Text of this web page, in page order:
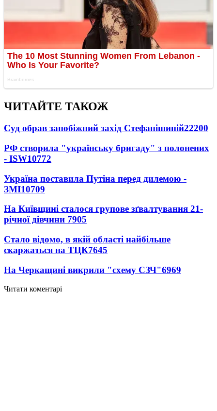
ЧИТАЙТЕ ТАКОЖ
Суд обрав запобіжний захід Стефанішиній22200
РФ створила "українську бригаду" з полонених
- ISW10772
Україна поставила Путіна перед дилемою -
ЗМІ10709
На Київщині сталося групове зґвалтування 21-
річної дівчини 7905
Стало відомо, в якій області найбільше
скаржаться на ТЦК7645
На Черкащині викрили "схему СЗЧ"6969
Читати коментарі